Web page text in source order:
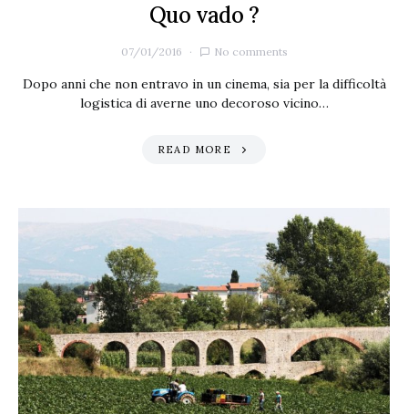
Quo vado ?
07/01/2016 No comments
Dopo anni che non entravo in un cinema, sia per la difficoltà
logistica di averne uno decoroso vicino…
READ MORE